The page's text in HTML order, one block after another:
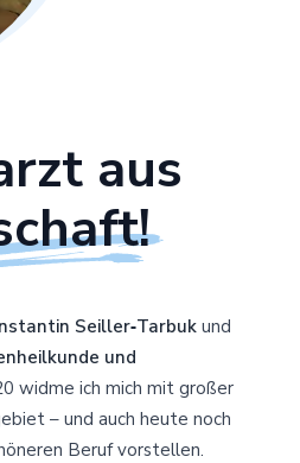
aus
Seiller‑Tarbukund
und
widme ich mich mit großer
– und auch heute noch
Beruf vorstellen.